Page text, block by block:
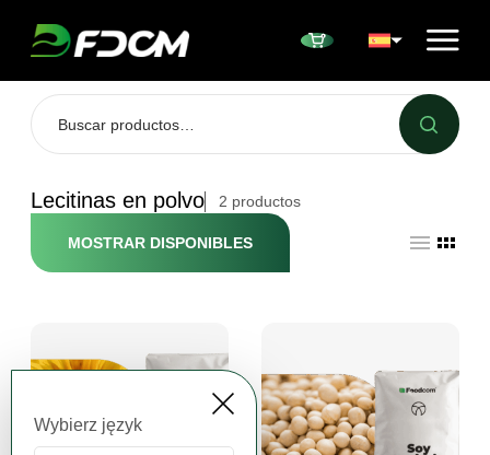
Wybierz język
Lecitinas en polvo 2 productos
MOSTRAR DISPONIBLES